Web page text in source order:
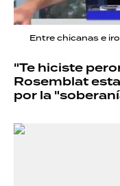
Entre chicanas e
"Te hiciste
Rosemblat
por la